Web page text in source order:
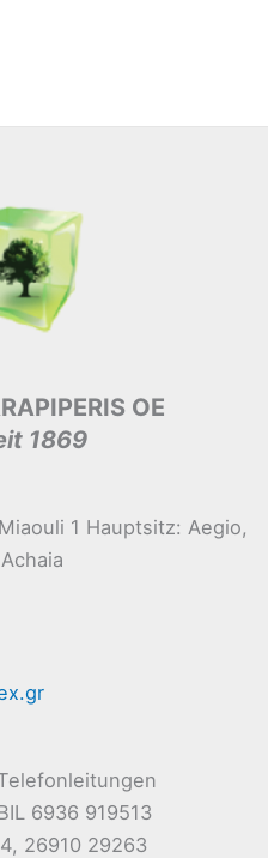
OE
1869
1 Hauptsitz: Aegio,
Achaia
6936 919513
26910 29263